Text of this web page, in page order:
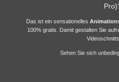
Das ist ein sensationelles
100% gratis. Damit gestalten Sie
Sehen Sie sich